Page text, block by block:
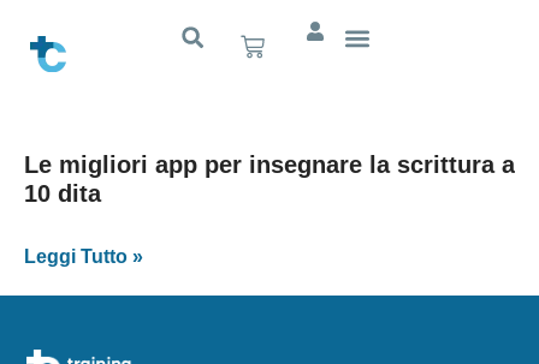
Le migliori app per insegnare la scrittura a
10 dita
Leggi Tutto »